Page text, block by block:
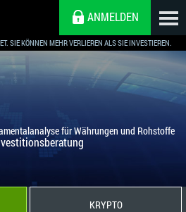
SIE KÖNNEN MEHR VERLIEREN ALS SIE INVESTIEREN.
ANMELDEN
für Währungen und Rohstoffe
KRYPTO